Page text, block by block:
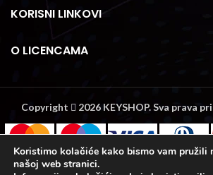
KORISNI LINKOVI
O LICENCAMA
Copyright 2026 KEYSHOP. Sva prava
Koristimo kolačiće kako bismo vam pružili
našoj web stranici.